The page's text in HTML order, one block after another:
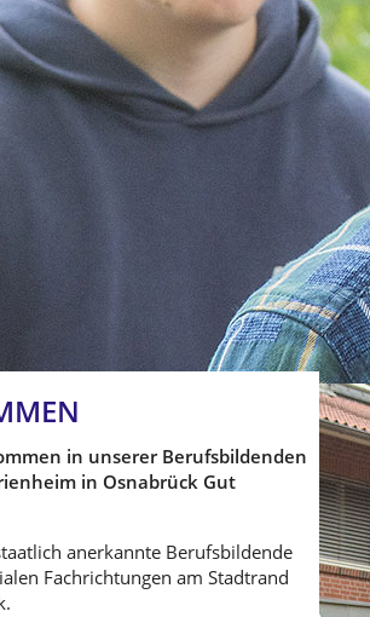
in unserer Berufsbildenden
in Osnabrück Gut
anerkannte Berufsbildende
Fachrichtungen am Stadtrand